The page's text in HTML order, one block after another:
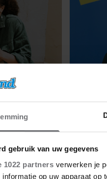
gebruik van uw gegevens
1022 partners verwerken je
op uw apparaat op
VAN
HET